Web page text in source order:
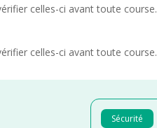
celles-ci avant toute course.
celles-ci avant toute course.
Sécurité